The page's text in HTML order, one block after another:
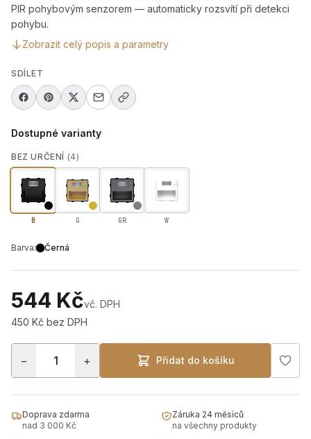
PIR pohybovým senzorem — automaticky rozsvítí při detekci
pohybu.
Zobrazit celý popis a parametry
SDÍLET
Dostupné varianty
BEZ URČENÍ (4)
B G GR W
Barva: Černá
544 Kčvč. DPH
450 Kč bez DPH
− + Přidat do košíku
Doprava zdarma
nad 3 000 Kč
Záruka 24 měsíců
na všechny produkty